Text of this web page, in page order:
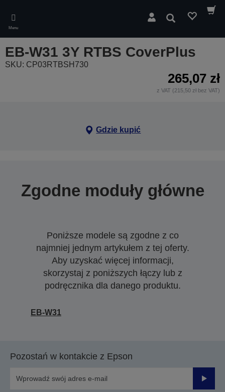
main
content
Menu
Wyszukaj
EB-W31 3Y RTBS CoverPlus
SKU: CP03RTBSH730
265,07 zł
z VAT (215,50 zł bez VAT)
Gdzie kupić
Zgodne moduły główne
Poniższe modele są zgodne z co
najmniej jednym artykułem z tej oferty.
Aby uzyskać więcej informacji,
skorzystaj z poniższych łączy lub z
podręcznika dla danego produktu.
EB-W31
Pozostań w kontakcie z Epson